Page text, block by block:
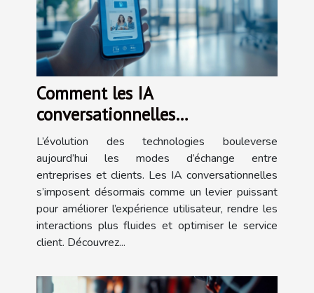
Comment les IA
conversationnelles
transforment-elles l'interaction
client ?
L’évolution des technologies bouleverse
aujourd’hui les modes d’échange entre
entreprises et clients. Les IA conversationnelles
s’imposent désormais comme un levier puissant
pour améliorer l’expérience utilisateur, rendre les
interactions plus fluides et optimiser le service
client. Découvrez...